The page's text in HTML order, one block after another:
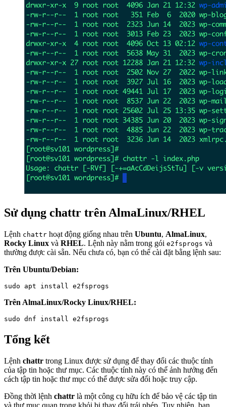
Sử dụng chattr trên AlmaLinux/RHEL
Lệnh chattr hoạt động giống nhau trên Ubuntu, AlmaLinux,
Rocky Linux và RHEL. Lệnh này nằm trong gói e2fsprogs và
thường được cài sẵn. Nếu chưa có, bạn có thể cài đặt bằng lệnh sau:
Trên Ubuntu/Debian:
sudo apt install e2fsprogs
Trên AlmaLinux/Rocky Linux/RHEL:
sudo dnf install e2fsprogs
Tổng kết
Lệnh chattr trong Linux được sử dụng để thay đổi các thuộc tính
của tập tin hoặc thư mục. Các thuộc tính này có thể ảnh hưởng đến
cách tập tin hoặc thư mục có thể được sửa đổi hoặc truy cập.
Đồng thời lệnh chattr là một công cụ hữu ích để bảo vệ các tập tin
và thư mục quan trọng khỏi bị thay đổi trái phép. Tuy nhiên, bạn